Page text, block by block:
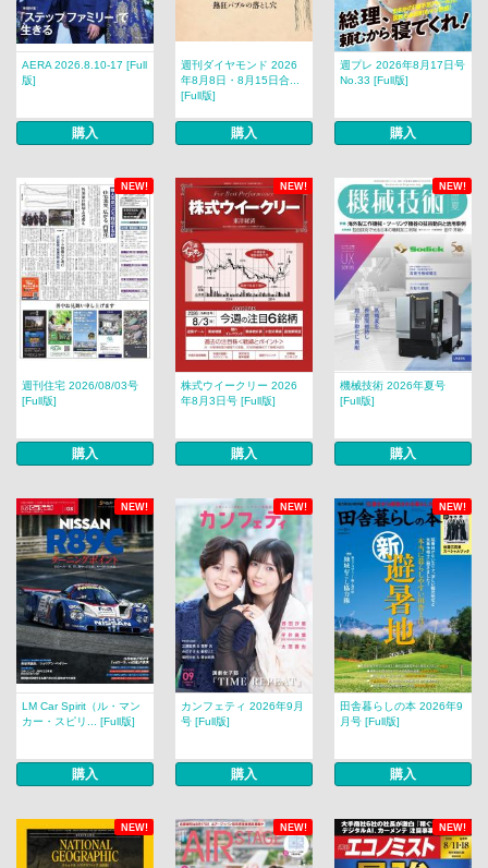
AERA 2026.8.10-17 [Full
版]
購入
週刊ダイヤモンド 2026
年8月8日・8月15日合...
[Full版]
購入
週プレ 2026年8月17日号
No.33 [Full版]
購入
NEW! NEW! NEW!
週刊住宅 2026/08/03号
[Full版]
購入
株式ウイークリー 2026
年8月3日号 [Full版]
購入
機械技術 2026年夏号
[Full版]
購入
NEW! NEW! NEW!
LM Car Spirit（ル・マン
カー・スピリ... [Full版]
購入
カンフェティ 2026年9月
号 [Full版]
購入
田舎暮らしの本 2026年9
月号 [Full版]
購入
NEW! NEW! NEW!